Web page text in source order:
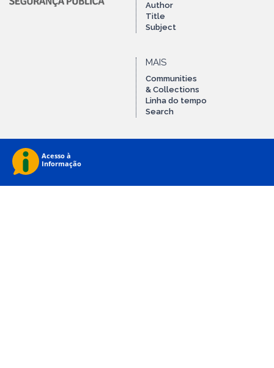
Author
Title
Subject
MAIS
Communities
& Collections
Linha do tempo
Search